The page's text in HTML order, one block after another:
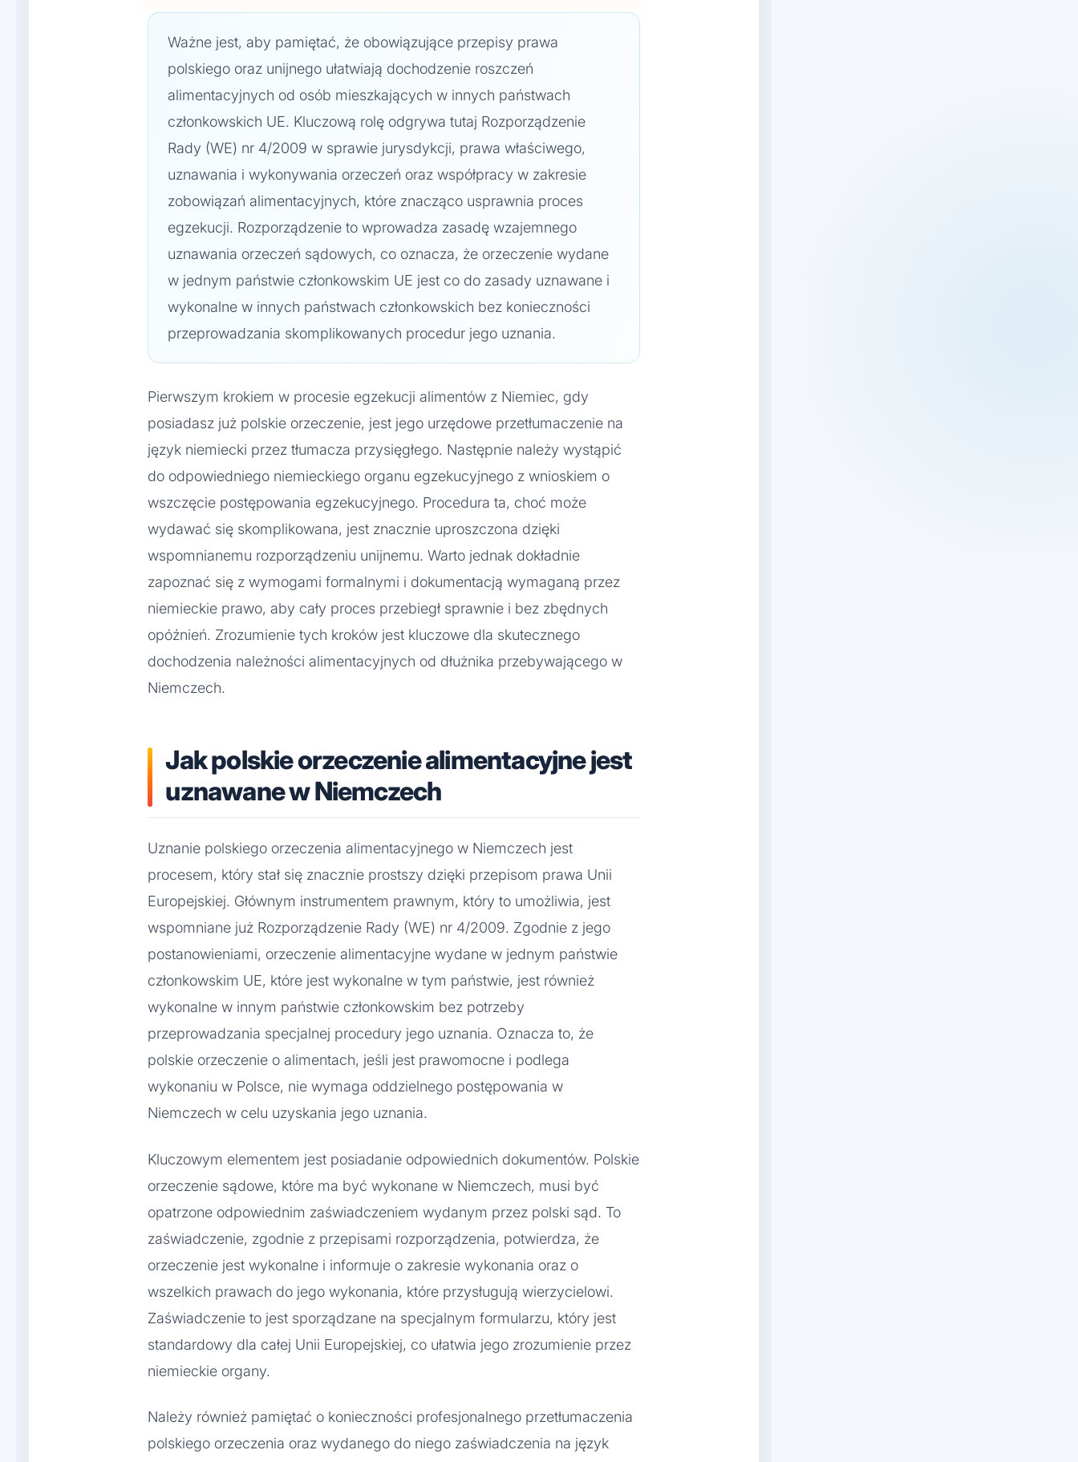
Ważne jest, aby pamiętać, że obowiązujące przepisy prawa
polskiego oraz unijnego ułatwiają dochodzenie roszczeń
alimentacyjnych od osób mieszkających w innych państwach
członkowskich UE. Kluczową rolę odgrywa tutaj Rozporządzenie
Rady (WE) nr 4/2009 w sprawie jurysdykcji, prawa właściwego,
uznawania i wykonywania orzeczeń oraz współpracy w zakresie
zobowiązań alimentacyjnych, które znacząco usprawnia proces
egzekucji. Rozporządzenie to wprowadza zasadę wzajemnego
uznawania orzeczeń sądowych, co oznacza, że orzeczenie wydane
w jednym państwie członkowskim UE jest co do zasady uznawane i
wykonalne w innych państwach członkowskich bez konieczności
przeprowadzania skomplikowanych procedur jego uznania.
Pierwszym krokiem w procesie egzekucji alimentów z Niemiec, gdy
posiadasz już polskie orzeczenie, jest jego urzędowe przetłumaczenie na
język niemiecki przez tłumacza przysięgłego. Następnie należy wystąpić
do odpowiedniego niemieckiego organu egzekucyjnego z wnioskiem o
wszczęcie postępowania egzekucyjnego. Procedura ta, choć może
wydawać się skomplikowana, jest znacznie uproszczona dzięki
wspomnianemu rozporządzeniu unijnemu. Warto jednak dokładnie
zapoznać się z wymogami formalnymi i dokumentacją wymaganą przez
niemieckie prawo, aby cały proces przebiegł sprawnie i bez zbędnych
opóźnień. Zrozumienie tych kroków jest kluczowe dla skutecznego
dochodzenia należności alimentacyjnych od dłużnika przebywającego w
Niemczech.
Jak polskie orzeczenie alimentacyjne jest
uznawane w Niemczech
Uznanie polskiego orzeczenia alimentacyjnego w Niemczech jest
procesem, który stał się znacznie prostszy dzięki przepisom prawa Unii
Europejskiej. Głównym instrumentem prawnym, który to umożliwia, jest
wspomniane już Rozporządzenie Rady (WE) nr 4/2009. Zgodnie z jego
postanowieniami, orzeczenie alimentacyjne wydane w jednym państwie
członkowskim UE, które jest wykonalne w tym państwie, jest również
wykonalne w innym państwie członkowskim bez potrzeby
przeprowadzania specjalnej procedury jego uznania. Oznacza to, że
polskie orzeczenie o alimentach, jeśli jest prawomocne i podlega
wykonaniu w Polsce, nie wymaga oddzielnego postępowania w
Niemczech w celu uzyskania jego uznania.
Kluczowym elementem jest posiadanie odpowiednich dokumentów. Polskie
orzeczenie sądowe, które ma być wykonane w Niemczech, musi być
opatrzone odpowiednim zaświadczeniem wydanym przez polski sąd. To
zaświadczenie, zgodnie z przepisami rozporządzenia, potwierdza, że
orzeczenie jest wykonalne i informuje o zakresie wykonania oraz o
wszelkich prawach do jego wykonania, które przysługują wierzycielowi.
Zaświadczenie to jest sporządzane na specjalnym formularzu, który jest
standardowy dla całej Unii Europejskiej, co ułatwia jego zrozumienie przez
niemieckie organy.
Należy również pamiętać o konieczności profesjonalnego przetłumaczenia
polskiego orzeczenia oraz wydanego do niego zaświadczenia na język